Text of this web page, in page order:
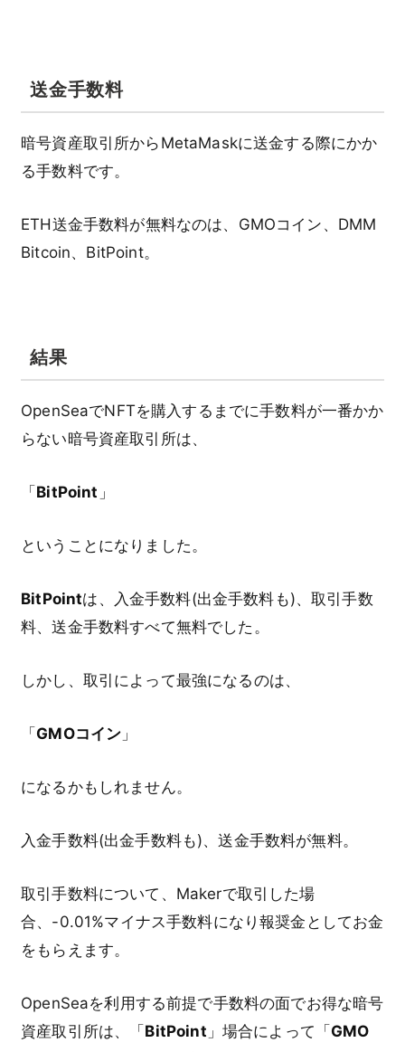
送金手数料
暗号資産取引所からMetaMaskに送金する際にかか
る手数料です。
ETH送金手数料が無料なのは、GMOコイン、DMM
Bitcoin、BitPoint。
結果
OpenSeaでNFTを購入するまでに手数料が一番かか
らない暗号資産取引所は、
「BitPoint 」
ということになりました。
BitPointは、入金手数料(出金手数料も)、取引手数
料、送金手数料すべて無料でした。
しかし、取引によって最強になるのは、
「GMOコイン 」
になるかもしれません。
入金手数料(出金手数料も)、送金手数料が無料。
取引手数料について、Makerで取引した場
合、-0.01%マイナス手数料になり報奨金としてお金
をもらえます。
OpenSeaを利用する前提で手数料の面でお得な暗号
資産取引所は、「BitPoint 」場合によって「GMO